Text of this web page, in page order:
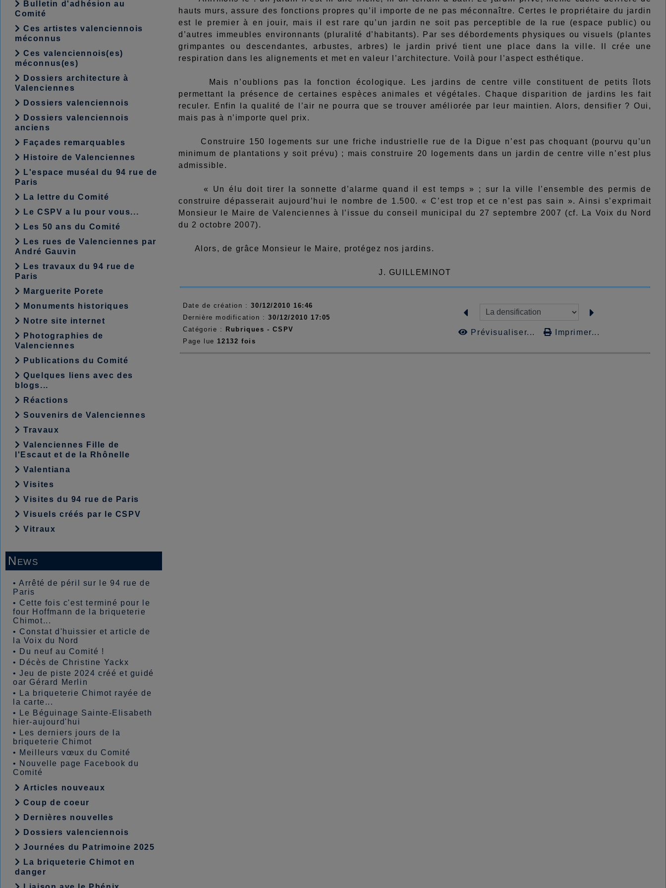
Bulletin d'adhésion au
Comité
Ces artistes valenciennois
méconnus
Ces valenciennois(es)
méconnus(es)
Dossiers architecture à
Valenciennes
Dossiers valenciennois
Dossiers valenciennois
anciens
Façades remarquables
Histoire de Valenciennes
L'espace muséal du 94 rue de
Paris
La lettre du Comité
Le CSPV a lu pour vous...
Les 50 ans du Comité
Les rues de Valenciennes par
André Gauvin
Les travaux du 94 rue de
Paris
Marguerite Porete
Monuments historiques
Notre site internet
Photographies de
Valenciennes
Publications du Comité
Quelques liens avec des
blogs...
Réactions
Souvenirs de Valenciennes
Travaux
Valenciennes Fille de
l'Escaut et de la Rhônelle
Valentiana
Visites
Visites du 94 rue de Paris
Visuels créés par le CSPV
Vitraux
News
•Arrêté de péril sur le 94 rue de
Paris
• Cette fois c'est terminé pour le
four Hoffmann de la briqueterie
Chimot...
• Constat d'huissier et article de
la Voix du Nord
•
Du neuf au Comité !
•
Décès de Christine Yackx
•Jeu de piste 2024 créé et guidé
oar Gérard Merlin
•
La briqueterie Chimot rayée de
la carte...
•
Le Béguinage Sainte-Elisabeth
hier-aujourd'hui
•
Les derniers jours de la
briqueterie Chimot
• Meilleurs vœux du Comité
• Nouvelle page Facebook du
Comité
Articles nouveaux
Coup de coeur
Dernières nouvelles
Dossiers valenciennois
Journées du Patrimoine 2025
La briqueterie Chimot en
danger
hauts murs, assure des fonctions propres qu’il importe de ne pas méconnaître. Certes le propriétaire du jardin
est le premier à en jouir, mais il est rare qu’un jardin ne soit pas perceptible de la rue (espace public) ou
d’autres immeubles environnants (pluralité d’habitants). Par ses débordements physiques ou visuels (plantes
grimpantes ou descendantes, arbustes, arbres) le jardin privé tient une place dans la ville. Il crée une
respiration dans les alignements et met en valeur l’architecture. Voilà pour l’aspect esthétique.
Mais n’oublions pas la fonction écologique. Les jardins de centre ville constituent de petits îlots
permettant la présence de certaines espèces animales et végétales. Chaque disparition de jardins les fait
reculer. Enfin la qualité de l’air ne pourra que se trouver améliorée par leur maintien. Alors, densifier ? Oui,
mais pas à n’importe quel prix.
Construire 150 logements sur une friche industrielle rue de la Digue n’est pas choquant (pourvu qu’un
minimum de plantations y soit prévu) ; mais construire 20 logements dans un jardin de centre ville n’est plus
admissible.
« Un élu doit tirer la sonnette d’alarme quand il est temps » ; sur la ville l’ensemble des permis de
construire dépasserait aujourd’hui le nombre de 1.500. « C’est trop et ce n’est pas sain ». Ainsi s’exprimait
Monsieur le Maire de Valenciennes à l’issue du conseil municipal du 27 septembre 2007 (cf. La Voix du Nord
du 2 octobre 2007).
Alors, de grâce Monsieur le Maire, protégez nos jardins.
J. GUILLEMINOT
Date de création :30/12/2010 16:46
Dernière modification :30/12/2010 17:05
Catégorie :
Rubriques -CSPV
Page lue12132 fois
Prévisualiser... Imprimer...